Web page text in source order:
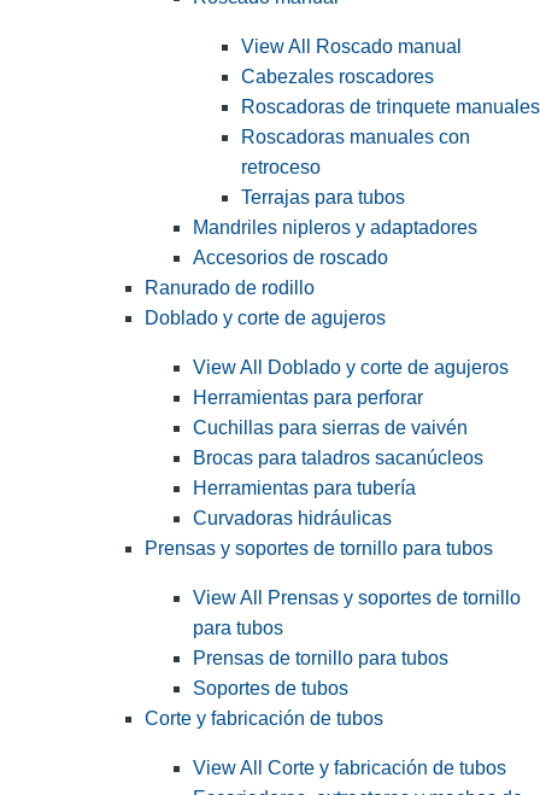
View All Roscado manual
Cabezales roscadores
Roscadoras de trinquete manuales
Roscadoras manuales con
retroceso
Terrajas para tubos
Mandriles nipleros y adaptadores
Accesorios de roscado
Ranurado de rodillo
Doblado y corte de agujeros
View All Doblado y corte de agujeros
Herramientas para perforar
Cuchillas para sierras de vaivén
Brocas para taladros sacanúcleos
Herramientas para tubería
Curvadoras hidráulicas
Prensas y soportes de tornillo para tubos
View All Prensas y soportes de tornillo
para tubos
Prensas de tornillo para tubos
Soportes de tubos
Corte y fabricación de tubos
View All Corte y fabricación de tubos